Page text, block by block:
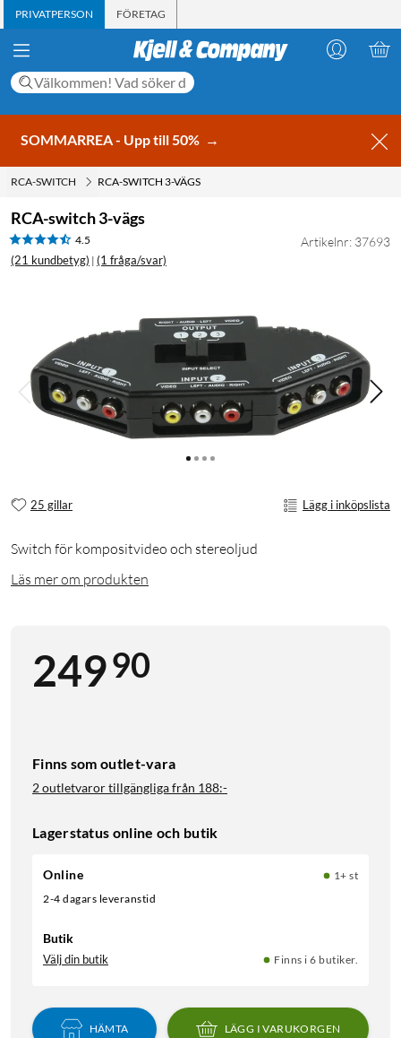
PRIVATPERSON FÖRETAG
SOMMARREA - Upp till 50% →
RCA-SWITCH RCA-SWITCH 3-VÄGS
RCA-switch 3-vägs
4.5
(21 kundbetyg) | (1 fråga/svar)
Artikelnr: 37693
25 gillar Lägg i inköpslista
Switch för kompositvideo och stereoljud
Läs mer om produkten
24990
Finns som outlet-vara
2 outletvaror tillgängliga från 188:-
Lagerstatus online och butik
Online
1+ st
2-4 dagars leveranstid
Butik
Välj din butik Finns i 6 butiker.
HÄMTA LÄGG I VARUKORGEN